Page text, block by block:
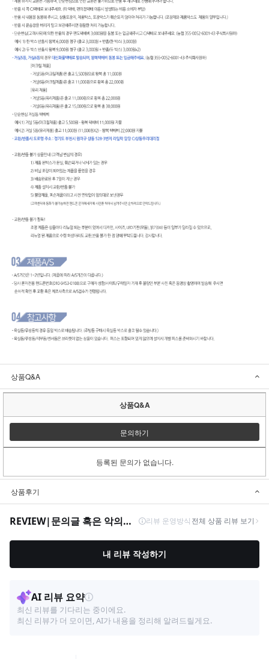
상품Q&A
상품Q&A
문의하기
등록된 문의가 없습니다.
상품후기